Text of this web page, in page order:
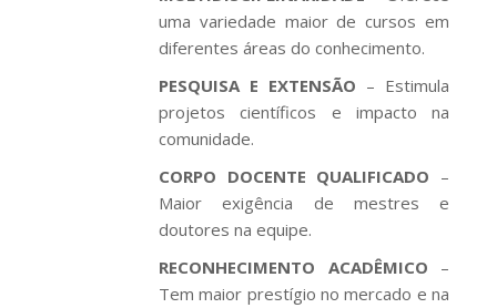
uma variedade maior de cursos em
diferentes áreas do conhecimento.
PESQUISA E EXTENSÃO – Estimula
projetos científicos e impacto na
comunidade.
CORPO DOCENTE QUALIFICADO –
Maior exigência de mestres e
doutores na equipe.
RECONHECIMENTO ACADÊMICO –
Tem maior prestígio no mercado e na